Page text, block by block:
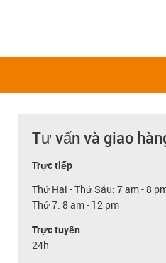
Tư vấn và giao
Trực tiếp
Thứ Hai - Thứ Sáu: 7 am - 8
Thứ 7: 8 am - 12 pm
Trực tuyến
24h